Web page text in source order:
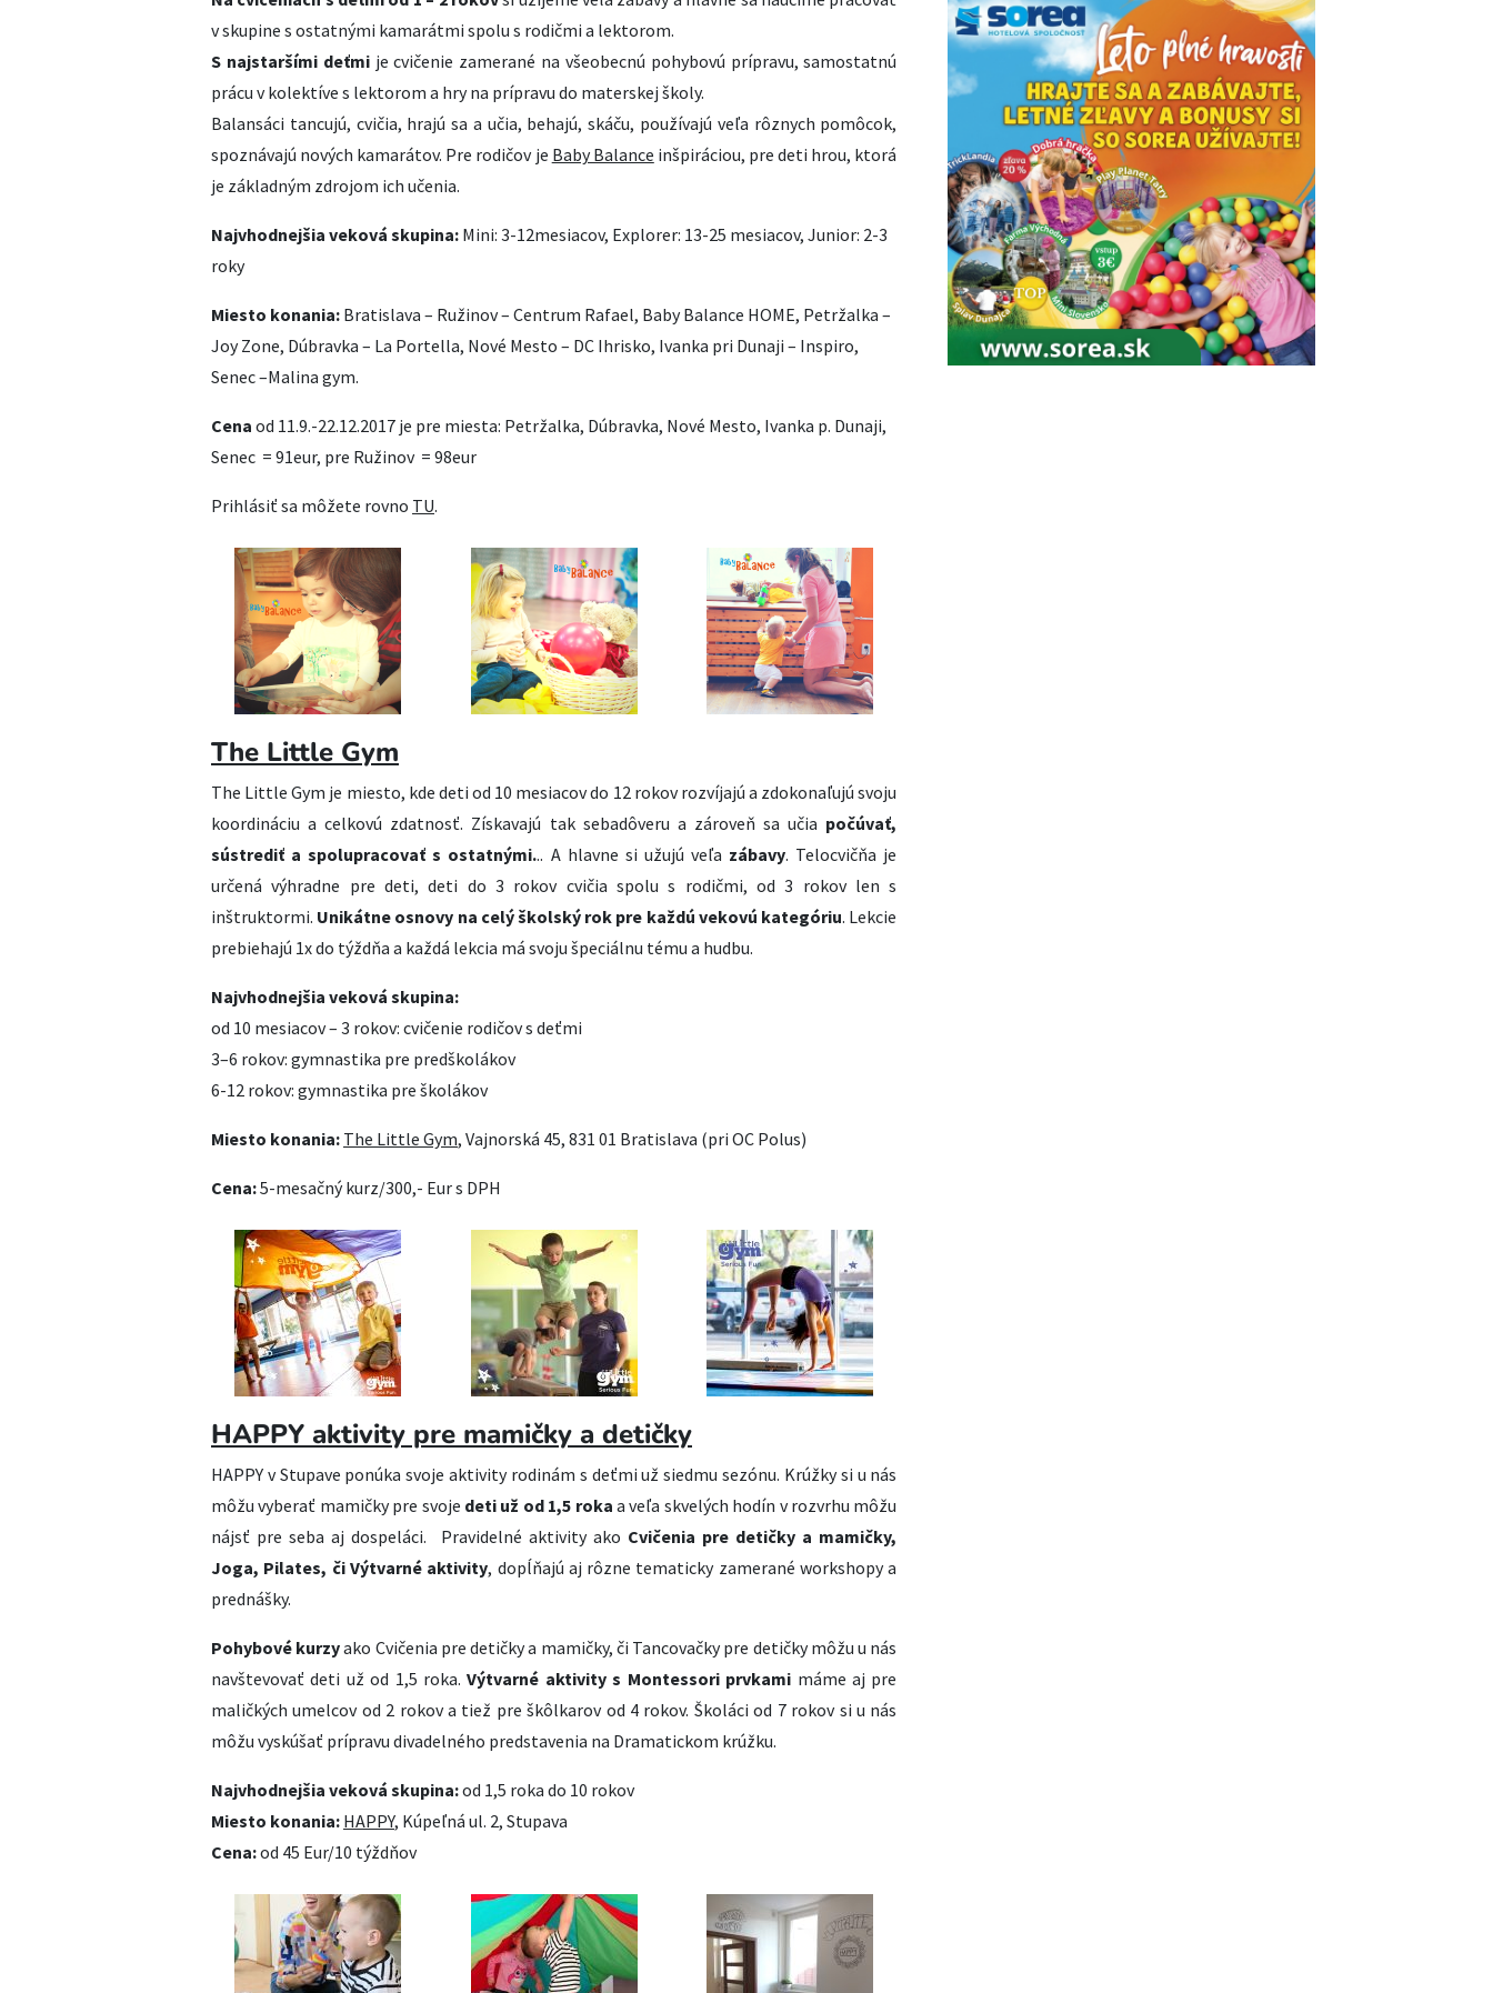
v skupine s ostatnými kamarátmi spolu s rodičmi a lektorom.
S najstaršími deťmije cvičenie zamerané na všeobecnú pohybovú prípravu, samostatnú
prácu v kolektíve s lektorom a hry na prípravu do materskej školy.
Balansáci tancujú, cvičia, hrajú sa a učia, behajú, skáču, používajú veľa rôznych pomôcok,
spoznávajú nových kamarátov. Pre rodičov je Baby Balance inšpiráciou, pre deti hrou, ktorá
je základným zdrojom ich učenia.
Najvhodnejšia veková skupina: Mini: 3-12mesiacov, Explorer: 13-25 mesiacov, Junior: 2-3
roky
Miesto konania: Bratislava – Ružinov – Centrum Rafael, Baby Balance HOME, Petržalka –
Joy Zone, Dúbravka – La Portella, Nové Mesto – DC Ihrisko, Ivanka pri Dunaji – Inspiro,
Senec –Malina gym.
Cena od 11.9.-22.12.2017 je pre miesta: Petržalka, Dúbravka, Nové Mesto, Ivanka p. Dunaji,
Senec = 91eur, pre Ružinov = 98eur
Prihlásiť sa môžete rovno TU.
The Little Gym
The Little Gym je miesto, kde deti od 10 mesiacov do 12 rokov rozvíjajú a zdokonaľujú svoju
koordináciu a celkovú zdatnosť. Získavajú tak sebadôveru a zároveň sa učia počúvať,
sústrediť a spolupracovať s ostatnými... A hlavne si užujú veľa zábavy. Telocvičňa je
určená výhradne pre deti, deti do 3 rokov cvičia spolu s rodičmi, od 3 rokov len s
inštruktormi. Unikátne osnovy na celý školský rok pre každú vekovú kategóriu. Lekcie
prebiehajú 1x do týždňa a každá lekcia má svoju špeciálnu tému a hudbu.
Najvhodnejšia veková skupina:
od 10 mesiacov – 3 rokov: cvičenie rodičov s deťmi
3–6 rokov: gymnastika pre predškolákov
6-12 rokov: gymnastika pre školákov
Miesto konania: The Little Gym, Vajnorská 45, 831 01 Bratislava (pri OC Polus)
Cena:5-mesačný kurz/300,- Eur s DPH
HAPPY aktivity pre mamičky a detičky
HAPPY v Stupave ponúka svoje aktivity rodinám s deťmi už siedmu sezónu. Krúžky si u nás
môžu vyberať mamičky pre svoje deti už od 1,5 roka a veľa skvelých hodín v rozvrhu môžu
nájsť pre seba aj dospeláci. Pravidelné aktivity ako Cvičenia pre detičky a mamičky,
Joga, Pilates, či Výtvarné aktivity, dopĺňajú aj rôzne tematicky zamerané workshopy a
prednášky.
Pohybové kurzyako Cvičenia pre detičky a mamičky, či Tancovačky pre detičky môžu u nás
navštevovať deti už od 1,5 roka.Výtvarné aktivity s Montessori prvkami máme aj pre
maličkých umelcov od 2 rokov a tiež pre škôlkarov od 4 rokov. Školáci od 7 rokov si u nás
môžu vyskúšať prípravu divadelného predstavenia na Dramatickom krúžku.
Najvhodnejšia veková skupina:od 1,5 roka do 10 rokov
Miesto konania: HAPPY, Kúpeľná ul. 2, Stupava
Cena:od 45 Eur/10 týždňov